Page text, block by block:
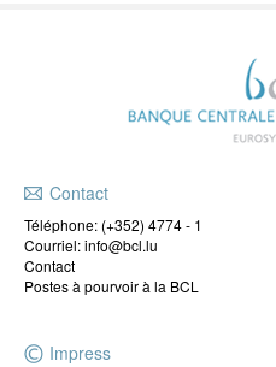
Contact
Téléphone: (+352) 4774 - 1
Courriel: info@bcl.lu
Contact
Postes à pourvoir à la BCL
Impress